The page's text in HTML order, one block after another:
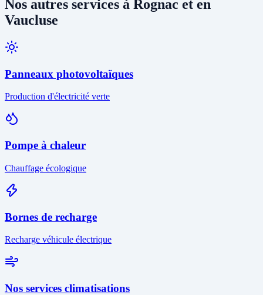
Nos autres services à Rognac et en
Vaucluse
Panneaux photovoltaïques
Production d'électricité verte
Pompe à chaleur
Chauffage écologique
Bornes de recharge
Recharge véhicule électrique
Nos services climatisations